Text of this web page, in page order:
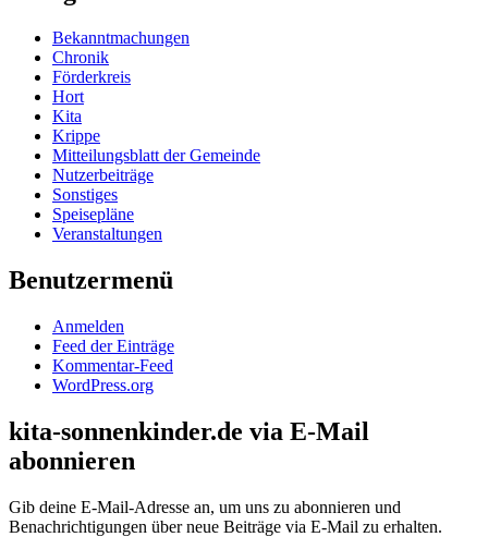
Bekanntmachungen
Chronik
Förderkreis
Hort
Kita
Krippe
Mitteilungsblatt der Gemeinde
Nutzerbeiträge
Sonstiges
Speisepläne
Veranstaltungen
Benutzermenü
Anmelden
Feed der Einträge
Kommentar-Feed
WordPress.org
kita-sonnenkinder.de via E-Mail
abonnieren
Gib deine E-Mail-Adresse an, um uns zu abonnieren und
Benachrichtigungen über neue Beiträge via E-Mail zu erhalten.